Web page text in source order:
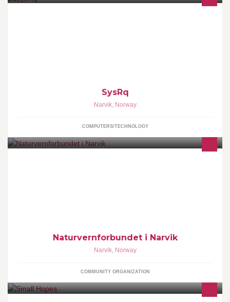
SysRq
Narvik, Norway
COMPUTERS/TECHNOLOGY
Naturvernforbundet i Narvik
Narvik, Norway
COMMUNITY ORGANIZATION